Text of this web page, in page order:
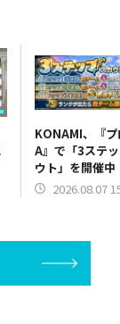
KONAMI、『
A』で「3ステ
ウト」を開催中
2026.08.07